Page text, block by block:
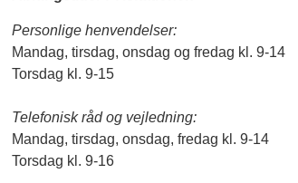
Personlige henvendelser:
Mandag, tirsdag, onsdag og fredag kl. 9-14
Torsdag kl. 9-15
Telefonisk råd og vejledning:
Mandag, tirsdag, onsdag, fredag kl. 9-14
Torsdag kl. 9-16